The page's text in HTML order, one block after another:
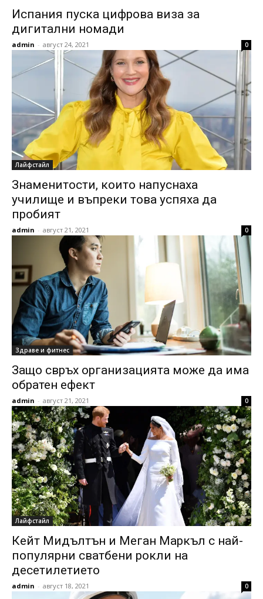
Испания пуска цифрова виза за
дигитални номади
admin - август 24, 2021 0
Лайфстайл
Знаменитости, които напуснаха
училище и въпреки това успяха да
пробият
admin - август 21, 2021 0
Здраве и фитнес
Защо свръх организацията може да има
обратен ефект
admin - август 21, 2021 0
Лайфстайл
Кейт Мидълтън и Меган Маркъл с най-
популярни сватбени рокли на
десетилетието
admin - август 18, 2021 0